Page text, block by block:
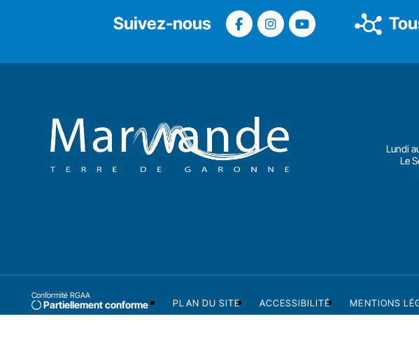
Suivez-nous
Lundi
Le
Conformité RGAA
Partiellement conforme PLAN DU SITE ACCESSIBILITÉ MENTIONS